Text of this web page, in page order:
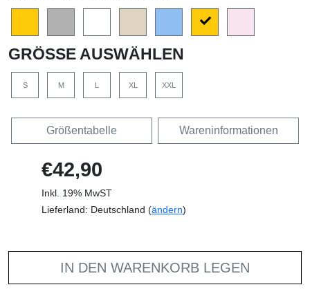
GRÖSSE AUSWÄHLEN
S M L XL XXL
Größentabelle Wareninformationen
€42,90
Inkl. 19% MwST
Lieferland: Deutschland (ändern)
IN DEN WARENKORB LEGEN